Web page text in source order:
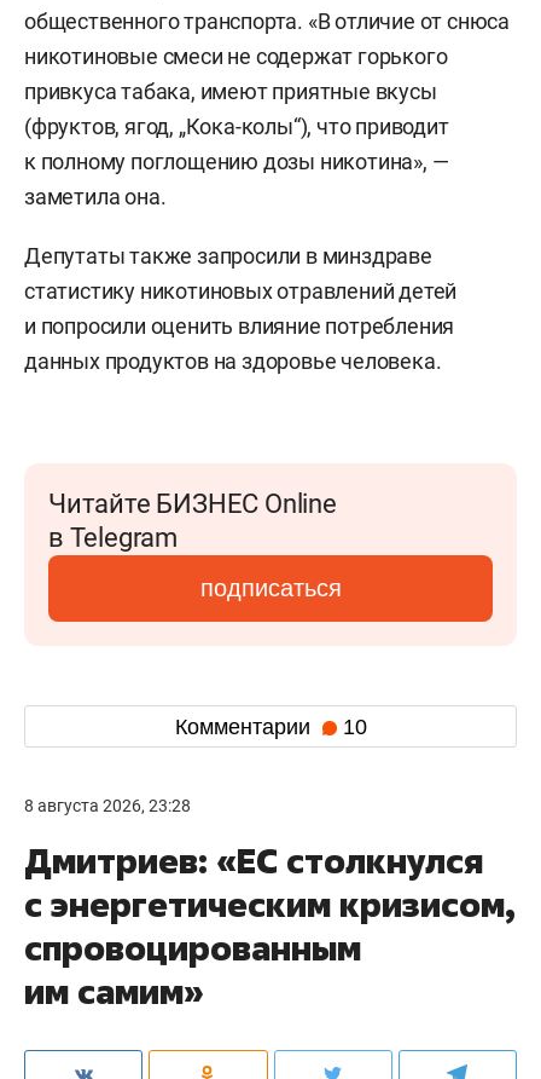
общественного транспорта. «В отличие от снюса
никотиновые смеси не содержат горького
привкуса табака, имеют приятные вкусы
(фруктов, ягод, „Кока-колы“), что приводит
к полному поглощению дозы никотина», —
заметила она.
Депутаты также запросили в минздраве
статистику никотиновых отравлений детей
и попросили оценить влияние потребления
данных продуктов на здоровье человека.
Читайте БИЗНЕС Online
в Telegram
подписаться
Комментарии 10
8 августа 2026, 23:28
Дмитриев: «ЕС столкнулся
с энергетическим кризисом,
спровоцированным
им самим»